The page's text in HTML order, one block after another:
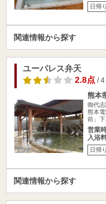
日帰り
関連情報から探す
ユーパレス弁天
2.8点/ 4
熊本
御代
熊本
前」
営業
入浴
日帰り
関連情報から探す